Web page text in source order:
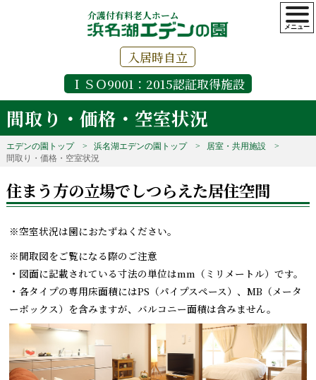
介護付有料老人ホーム
入居時自立
ＩＳＯ9001：2015認証取得施設
間取り・価格・空室状況
エデンの園トップ 浜名湖エデンの園トップ
居室・共用施設
間取り・価格・空室状況
住まう方の立場でしつらえた居住空間
※空室状況は園におたずねください。
※間取図をご覧になる際のご注意
・図面に記載されている寸法の単位はmm（ミリメートル）です。
・各タイプの専用床面積にはPS（パイプスペース）、MB（メータ
ーボックス）を含みますが、バルコニー面積は含みません。